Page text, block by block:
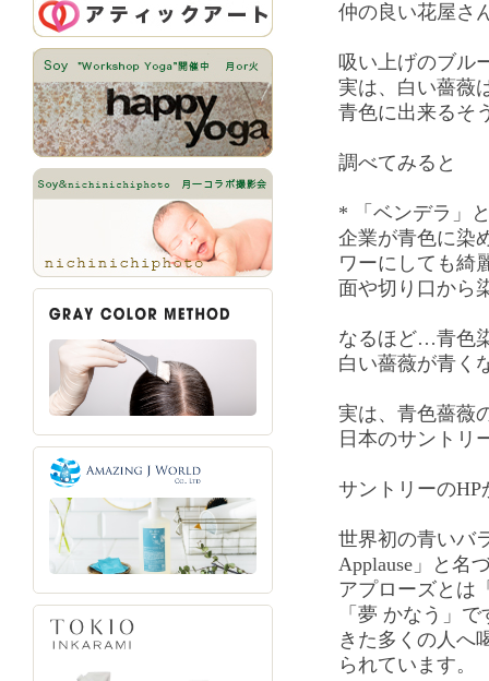
仲の良い花屋さ
吸い上げのブル
実は、白い薔薇
青色に出来るそ
調べてみると
* 「ベンデラ」
企業が青色に染
ワーにしても綺
面や切り口から
なるほど…青色
白い薔薇が青く
実は、青色薔
日本のサントリ
サントリーのHP
世界初の青いバ
Applause」と名
アプローズとは
「夢 かなう」
きた多くの人へ
られています。